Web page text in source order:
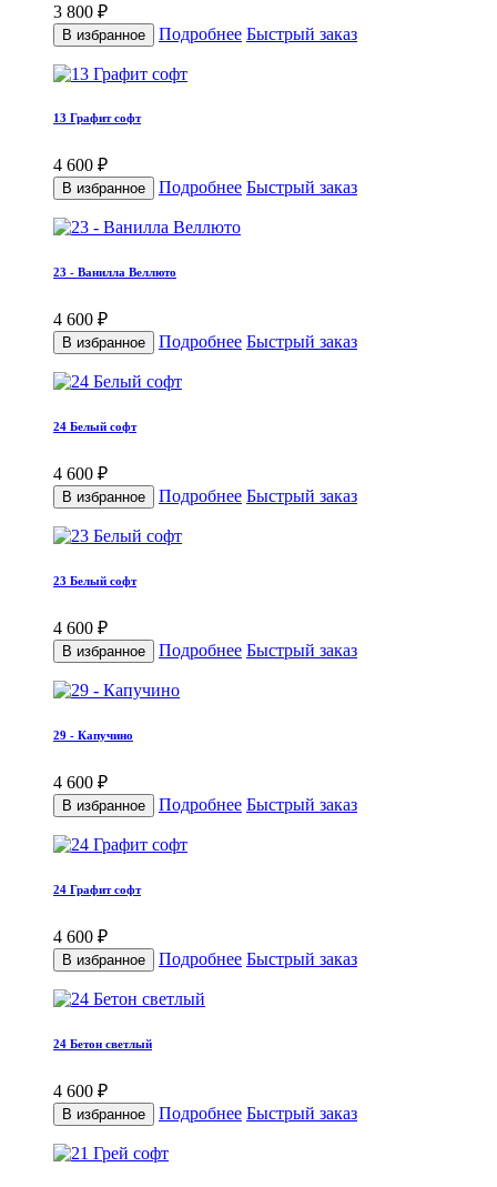
3 800 ₽
В избранное Подробнее Быстрый заказ
13 Графит софт
4 600 ₽
В избранное Подробнее Быстрый заказ
23 - Ванилла Веллюто
4 600 ₽
В избранное Подробнее Быстрый заказ
24 Белый софт
4 600 ₽
В избранное Подробнее Быстрый заказ
23 Белый софт
4 600 ₽
В избранное Подробнее Быстрый заказ
29 - Капучино
4 600 ₽
В избранное Подробнее Быстрый заказ
24 Графит софт
4 600 ₽
В избранное Подробнее Быстрый заказ
24 Бетон светлый
4 600 ₽
В избранное Подробнее Быстрый заказ